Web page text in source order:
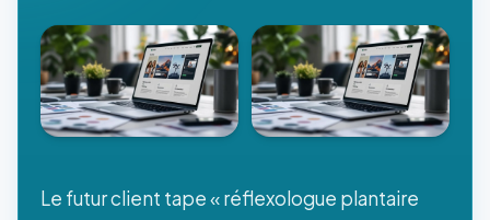
Le futur client tape « réflexologue plantaire